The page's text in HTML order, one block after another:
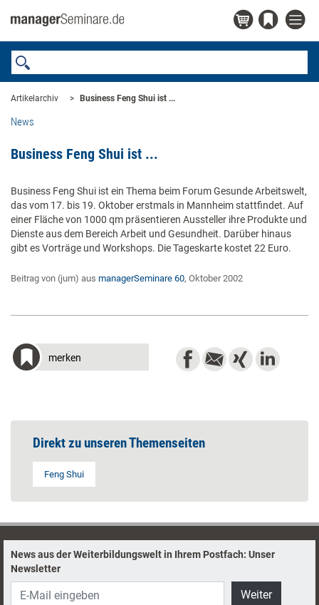
Artikelarchiv Business Feng Shui ist ...
News
Business Feng Shui ist ...
Business Feng Shui ist ein Thema beim Forum Gesunde Arbeitswelt,
das vom 17. bis 19. Oktober erstmals in Mannheim stattfindet. Auf
einer Fläche von 1000 qm präsentieren Aussteller ihre Produkte und
Dienste aus dem Bereich Arbeit und Gesundheit. Darüber hinaus
gibt es Vorträge und Workshops. Die Tageskarte kostet 22 Euro.
Beitrag von (jum) aus managerSeminare 60, Oktober 2002
merken
Direkt zu unseren Themenseiten
Feng Shui
News aus der Weiterbildungswelt in Ihrem Postfach: Unser
Newsletter
Weiter